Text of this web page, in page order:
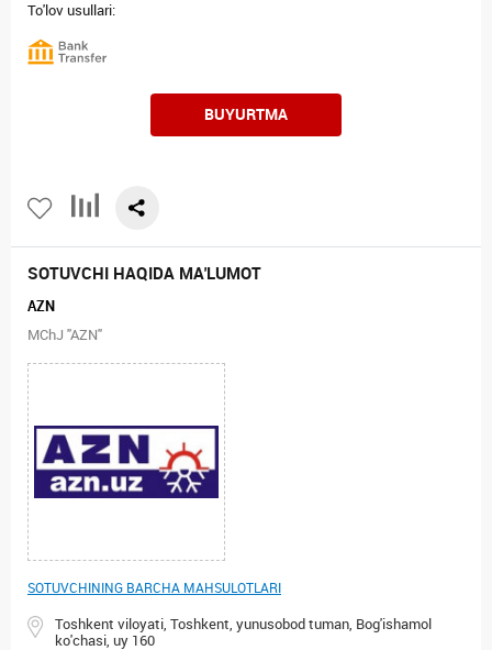
To'lov usullari:
BUYURTMA
SOTUVCHI HAQIDA MA'LUMOT
AZN
MChJ "AZN"
SOTUVCHINING BARCHA MAHSULOTLARI
Toshkent viloyati, Toshkent, yunusobod tuman, Bog'ishamol
ko'chasi, uy 160